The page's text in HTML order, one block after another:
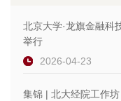
北京大学·龙旗金融科
举行
2026-04-23
集锦 | 北大经院工作坊